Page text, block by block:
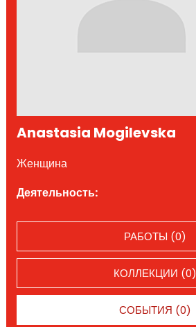
Anastasia Mogilevska
Женщина
Деятельность:
РАБОТЫ (0)
КОЛЛЕКЦИИ (0)
СОБЫТИЯ (0)